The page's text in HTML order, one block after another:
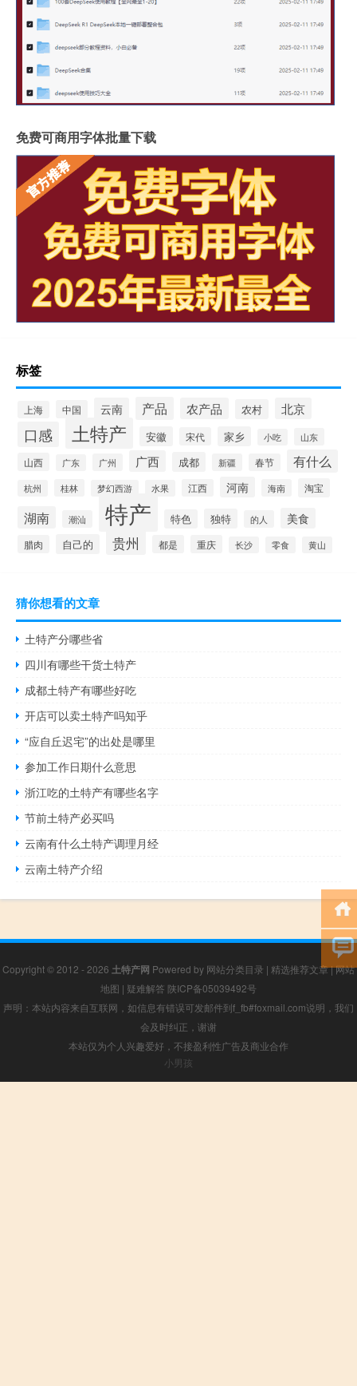
免费可商用字体批量下载
标签
上海 中国 云南 产品 农产品 农村 北京
口感 土特产 安徽 宋代 家乡 小吃 山东
山西 广东 广州 广西 成都 新疆 春节 有什么
杭州 桂林 梦幻西游 水果 江西 河南 海南 淘宝
湖南 潮汕 特产 特色 独特 的人 美食
腊肉 自己的 贵州 都是 重庆 长沙 零食 黄山
猜你想看的文章
土特产分哪些省
四川有哪些干货土特产
成都土特产有哪些好吃
开店可以卖土特产吗知乎
“应自丘迟宅”的出处是哪里
参加工作日期什么意思
浙江吃的土特产有哪些名字
节前土特产必买吗
云南有什么土特产调理月经
云南土特产介绍
Copyright © 2012 - 2026 土特产网 Powered by 网站分类目录 | 精选推荐文章|网站
地图 | 疑难解答 陕ICP备05039492号
声明：本站内容来自互联网，如信息有错误可发邮件到f_fb#foxmail.com说明，我们
会及时纠正，谢谢
本站仅为个人兴趣爱好，不接盈利性广告及商业合作
小男孩